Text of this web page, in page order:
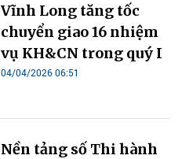
Vĩnh Long tăng tốc
chuyển giao 16 nhiệm
vụ KH&CN trong quý I
04/04/2026 06:51
Nền tảng số Thi hành